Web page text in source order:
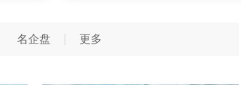
名企盘 更多